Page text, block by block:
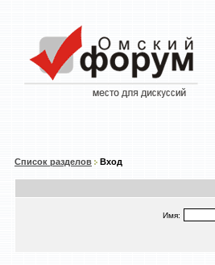
Список разделов Вход
Имя: